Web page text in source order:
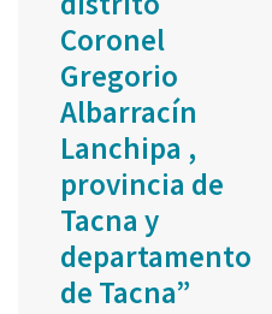
Coronel
Gregorio
Albarracín
Lanchipa ,
provincia de
Tacna y
departamento
de Tacna”